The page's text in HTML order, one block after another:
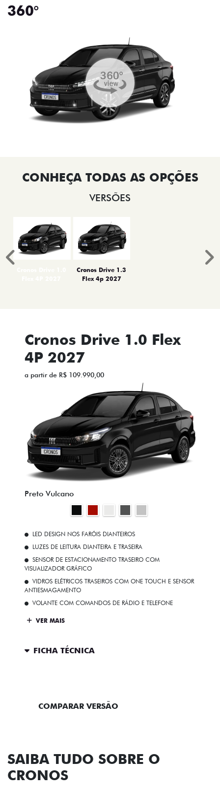
360°
VERSÕES
Cronos Drive 1.3
Flex 4p 2027
Anterior
Cronos Drive 1.0 Flex
4P 2027
a partir de R$ 109.990,00
Preto Vulcano
LED DESIGN NOS FARÓIS DIANTEIROS
LUZES DE LEITURA DIANTEIRA E TRASEIRA
SENSOR DE ESTACIONAMENTO TRASEIRO COM
VISUALIZADOR GRÁFICO
VIDROS ELÉTRICOS TRASEIROS COM ONE TOUCH E SENSOR
ANTIESMAGAMENTO
VOLANTE COM COMANDOS DE RÁDIO E TELEFONE
VER MAIS
FICHA TÉCNICA
COMPARAR VERSÃO
SAIBA TUDO SOBRE O
CRONOS